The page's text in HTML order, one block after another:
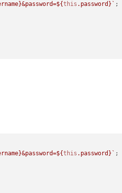
&password=${this .password} ` ;
&password=${this .password} ` ;